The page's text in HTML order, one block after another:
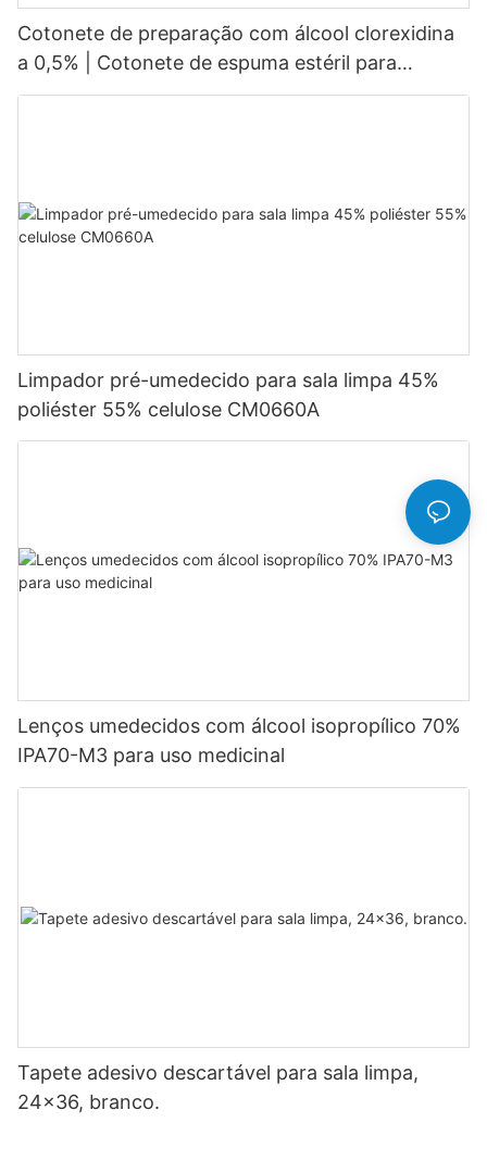
Cotonete de preparação com álcool clorexidina
a 0,5% | Cotonete de espuma estéril para
preparação da pele
Limpador pré-umedecido para sala limpa 45%
poliéster 55% celulose CM0660A
Lenços umedecidos com álcool isopropílico 70%
IPA70-M3 para uso medicinal
Tapete adesivo descartável para sala limpa,
24x36, branco.